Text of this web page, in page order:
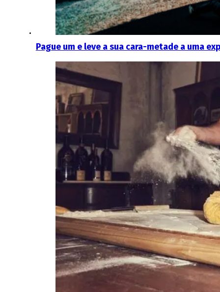
Pague um e leve a sua cara-metade a uma